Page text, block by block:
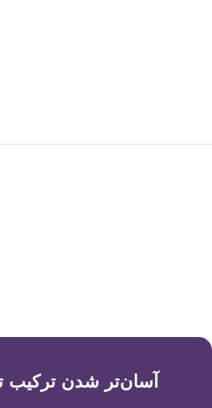
آسان‌تر شدن ترکیب